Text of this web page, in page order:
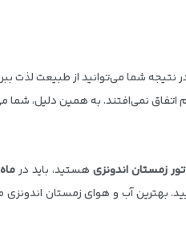
شما می‌توانید از طبیعت لذت
تور زمستان اندونزی هستید، باید در
بهترین آب و هوای زمستان